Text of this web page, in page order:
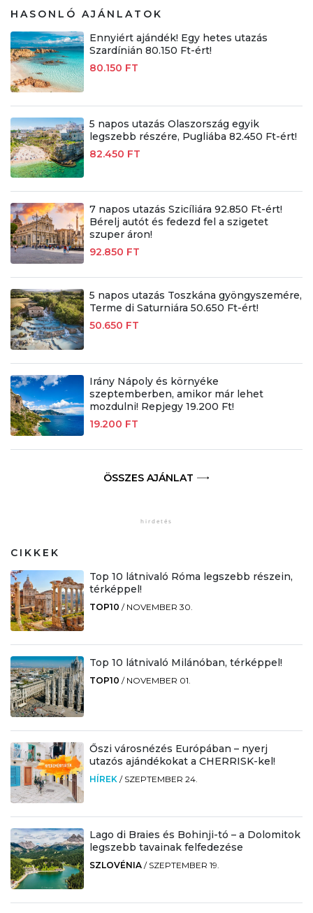
HASONLÓ AJÁNLATOK
Ennyiért ajándék! Egy hetes utazás
Szardínián 80.150 Ft-ért!
80.150 FT
5 napos utazás Olaszország egyik
legszebb részére, Pugliába 82.450 Ft-ért!
82.450 FT
7 napos utazás Szicíliára 92.850 Ft-ért!
Bérelj autót és fedezd fel a szigetet
szuper áron!
92.850 FT
5 napos utazás Toszkána gyöngyszemére,
Terme di Saturniára 50.650 Ft-ért!
50.650 FT
Irány Nápoly és környéke
szeptemberben, amikor már lehet
mozdulni! Repjegy 19.200 Ft!
19.200 FT
ÖSSZES AJÁNLAT
CIKKEK
Top 10 látnivaló Róma legszebb részein,
térképpel!
TOP10 / NOVEMBER 30.
Top 10 látnivaló Milánóban, térképpel!
TOP10 / NOVEMBER 01.
Őszi városnézés Európában – nyerj
utazós ajándékokat a CHERRISK-kel!
HÍREK / SZEPTEMBER 24.
Lago di Braies és Bohinji-tó – a Dolomitok
legszebb tavainak felfedezése
SZLOVÉNIA / SZEPTEMBER 19.